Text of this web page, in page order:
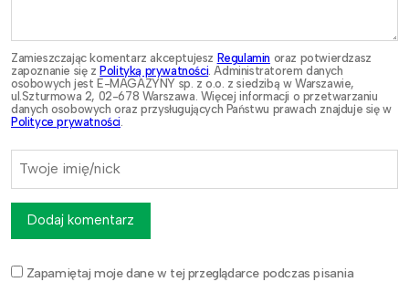
Zamieszczając komentarz akceptujesz Regulamin oraz potwierdzasz
zapoznanie się z Polityką prywatności. Administratorem danych
osobowych jest E-MAGAZYNY sp. z o.o. z siedzibą w Warszawie,
ul.Szturmowa 2, 02-678 Warszawa. Więcej informacji o przetwarzaniu
danych osobowych oraz przysługujących Państwu prawach znajduje się w
Polityce prywatności.
Zapamiętaj moje dane w tej przeglądarce podczas pisania
Dodaj komentarz